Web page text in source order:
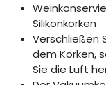
Silikonkorken
Verschließen
dem Korken,
Sie die Luft